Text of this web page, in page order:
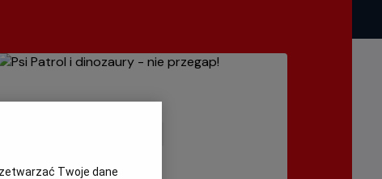
Twoje dane